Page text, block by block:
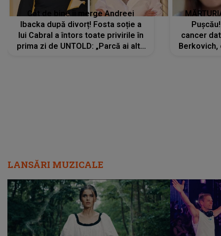
Cât de bine îi merge Andreei
Ibacka după divorț! Fosta soție a
lui Cabral a întors toate privirile în
prima zi de UNTOLD: „Parcă ai altă
cancer
Berkovich,
LANSĂRI MUZICALE